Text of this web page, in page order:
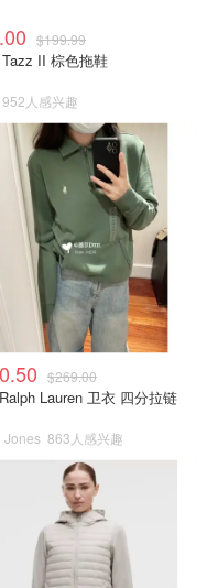
$199.99
II 棕色拖鞋
952人感兴趣
$269.00
Polo Ralph Lauren 卫衣 四分拉链
Jones 863人感兴趣